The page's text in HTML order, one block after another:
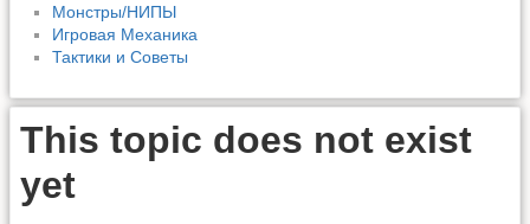
Монстры/НИПЫ
Игровая Механика
Тактики и Советы
This topic does not exist
yet